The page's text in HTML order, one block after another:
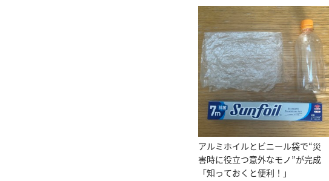
アルミホイルとビニール袋で“災
害時に役立つ意外なモノ”が完成
「知っておくと便利！」